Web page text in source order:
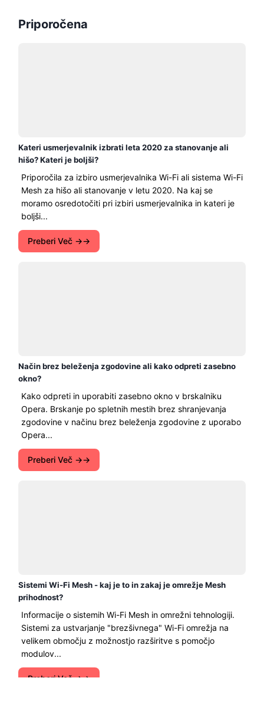
Priporočena
Kateri usmerjevalnik izbrati leta 2020 za stanovanje ali
hišo? Kateri je boljši?
Priporočila za izbiro usmerjevalnika Wi-Fi ali sistema Wi-Fi
Mesh za hišo ali stanovanje v letu 2020. Na kaj se
moramo osredotočiti pri izbiri usmerjevalnika in kateri je
boljši...
Preberi Več →
Način brez beleženja zgodovine ali kako odpreti zasebno
okno?
Kako odpreti in uporabiti zasebno okno v brskalniku
Opera. Brskanje po spletnih mestih brez shranjevanja
zgodovine v načinu brez beleženja zgodovine z uporabo
Opera...
Preberi Več →
Sistemi Wi-Fi Mesh - kaj je to in zakaj je omrežje Mesh
prihodnost?
Informacije o sistemih Wi-Fi Mesh in omrežni tehnologiji.
Sistemi za ustvarjanje "brezšivnega" Wi-Fi omrežja na
velikem območju z možnostjo razširitve s pomočjo
modulov...
Preberi Več →